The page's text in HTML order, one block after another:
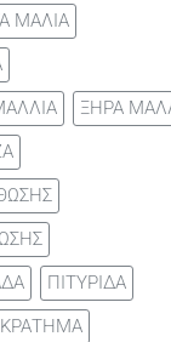
ΜΑΛΙΑ
ΞΗΡΑ
ΠΙΤΥΡΙΔΑ